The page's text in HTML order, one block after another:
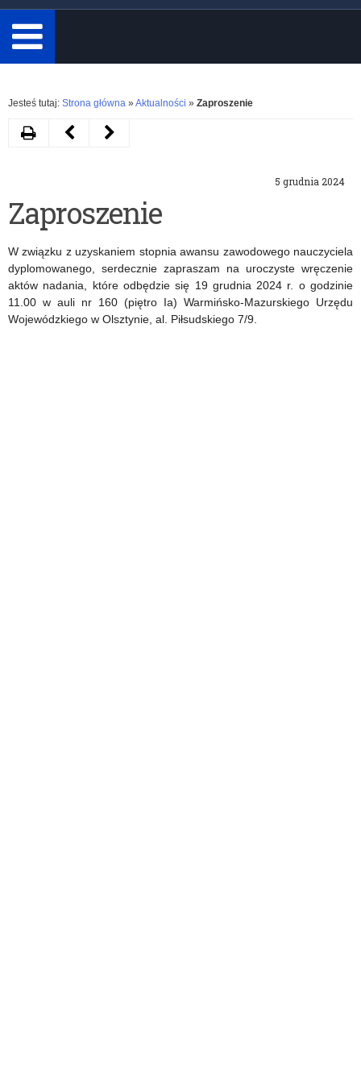
minimum
3
znaki.
Rozwiń
Jesteś tutaj: Strona główna » Aktualności » Zaproszenie
5 grudnia 2024
Zaproszenie
W związku z uzyskaniem stopnia awansu zawodowego nauczyciela
dyplomowanego, serdecznie zapraszam na uroczyste wręczenie
aktów nadania, które odbędzie się 19 grudnia 2024 r. o godzinie
11.00 w auli nr 160 (piętro Ia) Warmińsko-Mazurskiego Urzędu
Wojewódzkiego w Olsztynie, al. Piłsudskiego 7/9.
DrukujNastępny
Sportu
2024
r.
Poprzedni
–
dla
nauczycieli